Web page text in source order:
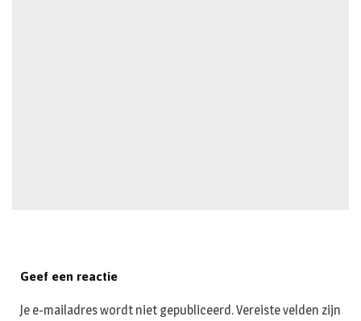
Geef een reactie
Je e-mailadres wordt niet gepubliceerd.Vereiste velden zijn